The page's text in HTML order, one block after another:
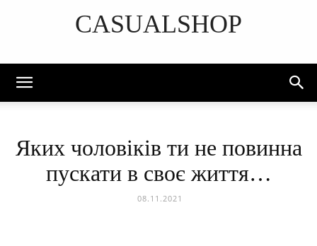
CASUALSHOP
Яких чоловіків ти не повинна
пускати в своє життя…
08.11.2021